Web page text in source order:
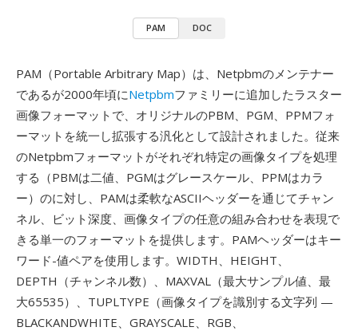
PAM DOC
PAM（Portable Arbitrary Map）は、Netpbmのメンテナー
であるが2000年頃にNetpbmファミリーに追加したラスター
画像フォーマットで、オリジナルのPBM、PGM、PPMフォ
ーマットを統一し拡張する汎化として設計されました。従来
のNetpbmフォーマットがそれぞれ特定の画像タイプを処理
する（PBMは二値、PGMはグレースケール、PPMはカラ
ー）のに対し、PAMは柔軟なASCIIヘッダーを通じてチャン
ネル、ビット深度、画像タイプの任意の組み合わせを表現で
きる単一のフォーマットを提供します。PAMヘッダーはキー
ワード-値ペアを使用します。WIDTH、HEIGHT、
DEPTH（チャンネル数）、MAXVAL（最大サンプル値、最
大65535）、TUPLTYPE（画像タイプを識別する文字列 —
BLACKANDWHITE、GRAYSCALE、RGB、